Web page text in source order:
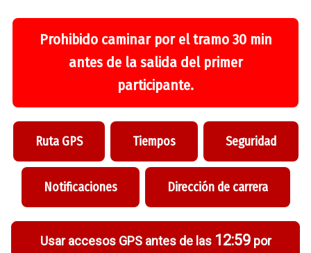
Prohibido caminar por el tramo 30 min
antes de la salida del primer
participante.
Ruta GPS Tiempos Seguridad
Notificaciones Dirección de carrera
Usar accesos GPS antes de las 12:59por